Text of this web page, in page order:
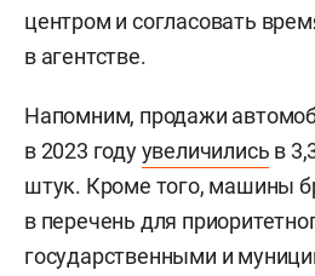
центром и согласовать
в агентстве.
Напомним, продажи
в 2023 годуувеличились в
штук. Кроме того, машины
в перечень для
государственными и